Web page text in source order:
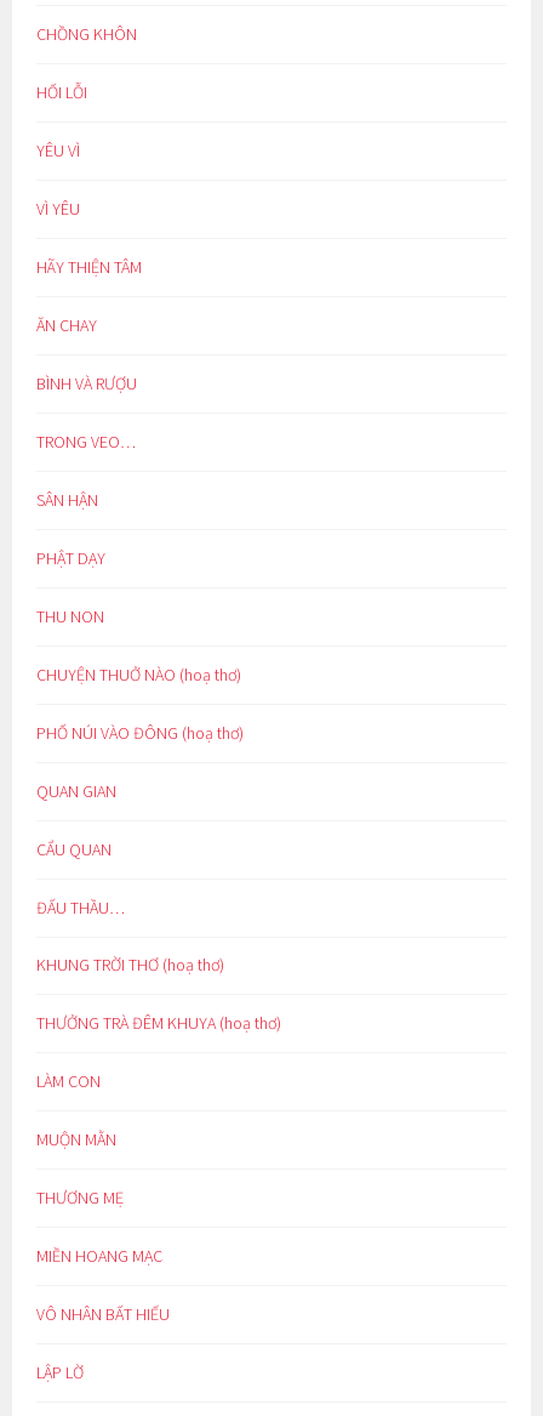
CHỒNG KHÔN
HỐI LỖI
YÊU VÌ
VÌ YÊU
HÃY THIỆN TÂM
ĂN CHAY
BÌNH VÀ RƯỢU
TRONG VEO…
SÂN HẬN
PHẬT DẠY
THU NON
CHUYỆN THUỞ NÀO (hoạ thơ)
PHỐ NÚI VÀO ĐÔNG (hoạ thơ)
QUAN GIAN
CẨU QUAN
ĐẤU THẦU…
KHUNG TRỜI THƠ (hoạ thơ)
THƯỞNG TRÀ ĐÊM KHUYA (hoạ thơ)
LÀM CON
MUỘN MẰN
THƯƠNG MẸ
MIỀN HOANG MẠC
VÔ NHÂN BẤT HIẾU
LẬP LỜ